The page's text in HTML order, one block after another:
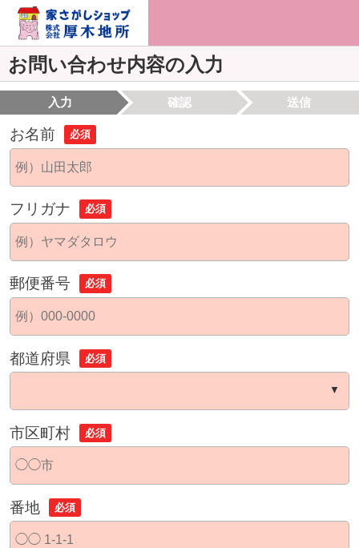
お問い合わせ内容の入力
入力 確認 送信
お名前 必須
フリガナ 必須
郵便番号 必須
都道府県 必須
市区町村 必須
番地 必須